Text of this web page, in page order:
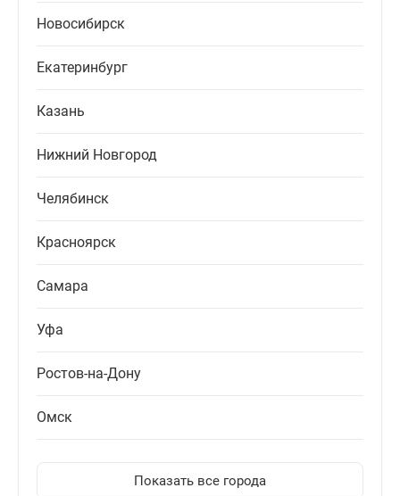
Новосибирск
Екатеринбург
Казань
Нижний Новгород
Челябинск
Красноярск
Самара
Уфа
Ростов-на-Дону
Омск
Показать все города